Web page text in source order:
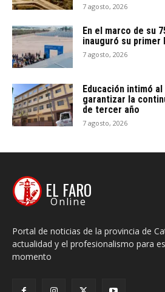
7 agosto, 2026
En el marco de su
inauguró su primer
7 agosto, 2026
Educación intimó
garantizar la
de tercer año
7 agosto, 2026
EL FARO
Online
Portal de noticias de la provincia de
actualidad y el profesionalismo para
momento